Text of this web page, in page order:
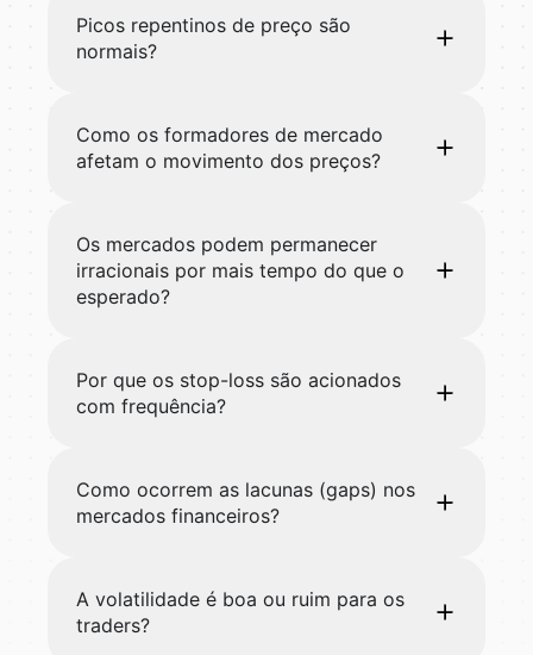
Picos repentinos de preço são
normais?
Como os formadores de mercado
afetam o movimento dos preços?
Os mercados podem permanecer
irracionais por mais tempo do que o
esperado?
Por que os stop-loss são acionados
com frequência?
Como ocorrem as lacunas (gaps) nos
mercados financeiros?
A volatilidade é boa ou ruim para os
traders?